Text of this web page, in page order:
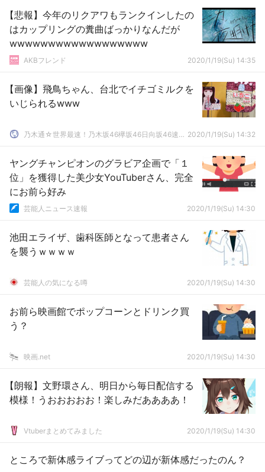
【悲報】今年のリクアワもランクインしたの
はカップリングの糞曲ばっかりなんだが
wwwwwwwwwwwwwwwwww
AKBフレンド 2020/1/19(Su) 14:35
【画像】飛鳥ちゃん、台北でイチゴミルクを
いじられるwww
乃木通☆世界最速！乃木坂46欅坂46日向坂46速報まとめ 2020/1/19(Su) 14:32
ヤングチャンピオンのグラビア企画で「１
位」を獲得した美少女YouTuberさん、完全
にお前ら好み
芸能人ニュース速報 2020/1/19(Su) 14:30
池田エライザ、歯科医師となって患者さん
を襲うｗｗｗｗ
芸能人の気になる噂 2020/1/19(Su) 14:30
お前ら映画館でポップコーンとドリンク買
う？
映画.net 2020/1/19(Su) 14:30
【朗報】文野環さん、明日から毎日配信する
模様！うおおおおお！楽しみだああああ！
Vtuberまとめてみました 2020/1/19(Su) 14:30
ところで新体感ライブってどの辺が新体感だったのん？